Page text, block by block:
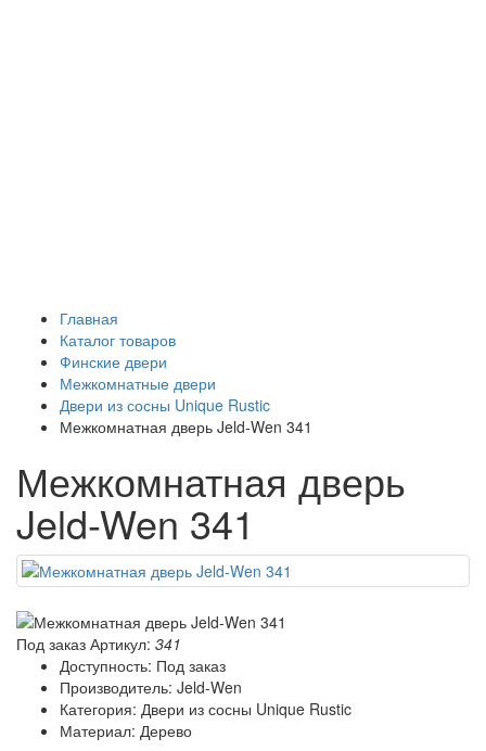
Главная
Каталог товаров
Финские двери
Межкомнатные двери
Двери из сосны Unique Rustic
Межкомнатная дверь Jeld-Wen 341
Межкомнатная дверь
Jeld-Wen 341
Под заказ Артикул: 341
Доступность: Под заказ
Производитель: Jeld-Wen
Категория: Двери из сосны Unique Rustic
Материал: Дерево